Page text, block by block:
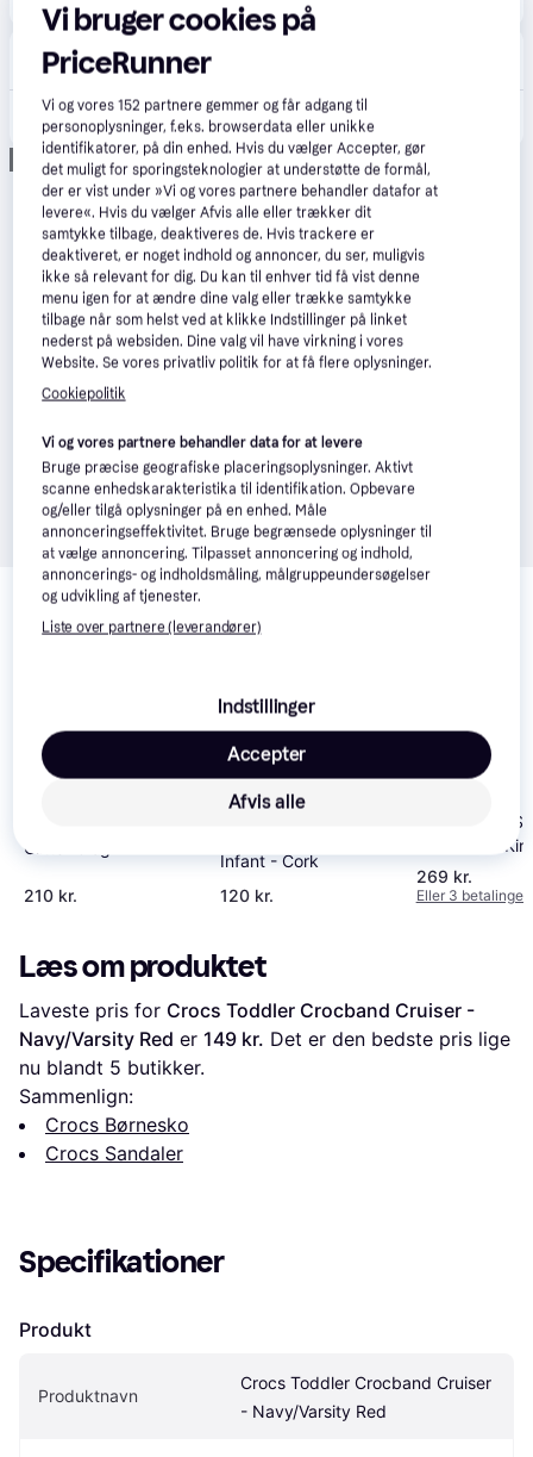
Crocs
37 kr. fragt,4-5 dage
Annonce
Relaterede produkter
Se vores forslag til andre produkter, der matcher dine
Glitter Clog T - Pink
210 kr.
-19 kr.
Infant - Cork
120 kr.
Birkenstock
Milano Eva
Rosa
269 kr.
Eller 3 betalinger
Læs om produktet
Laveste pris for Crocs Toddler Crocband Cruiser -
Navy/Varsity Red er 149 kr. Det er den bedste pris lige
nu blandt 5 butikker.
Sammenlign:
Crocs Børnesko
Crocs Sandaler
Specifikationer
Produkt
Produktnavn
Crocs Toddler Crocband Cruiser
- Navy/Varsity Red
Vi bruger cookies på
PriceRunner
Vi og vores152 partnere gemmer og får adgang til
personoplysninger, f.eks. browserdata eller unikke
identifikatorer, på din enhed. Hvis du vælger Accepter, gør
det muligt for sporingsteknologier at understøtte de formål,
der er vist under »Vi og vores partnere behandler datafor at
levere«. Hvis du vælger Afvis alle eller trækker dit
samtykke tilbage, deaktiveres de. Hvis trackere er
deaktiveret, er noget indhold og annoncer, du ser, muligvis
ikke så relevant for dig. Du kan til enhver tid få vist denne
menu igen for at ændre dine valg eller trække samtykke
tilbage når som helst ved at klikke Indstillinger på linket
nederst på websiden. Dine valg vil have virkning i vores
Website. Se vores privatliv politik for at få flere oplysninger.
Cookiepolitik
Vi og vores partnere behandler data for at levere
Bruge præcise geografiske placeringsoplysninger. Aktivt
scanne enhedskarakteristika til identifikation. Opbevare
og/eller tilgå oplysninger på en enhed. Måle
annonceringseffektivitet. Bruge begrænsede oplysninger til
at vælge annoncering. Tilpasset annoncering og indhold,
annoncerings- og indholdsmåling, målgruppeundersøgelser
og udvikling af tjenester.
Liste over partnere (leverandører)
Indstillinger
Afvis alle
Accepter